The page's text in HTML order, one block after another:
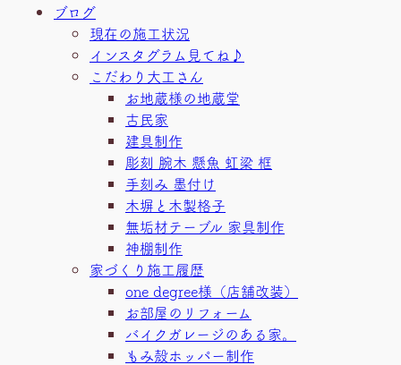
ブログ
現在の施工状況
インスタグラム見てね♪
こだわり大工さん
お地蔵様の地蔵堂
古民家
建具制作
彫刻 腕木 懸魚 虹梁 框
手刻み 墨付け
木塀と木製格子
無垢材テーブル 家具制作
神棚制作
家づくり施工履歴
one degree様（店舗改装）
お部屋のリフォーム
バイクガレージのある家。
もみ殻ホッパー制作